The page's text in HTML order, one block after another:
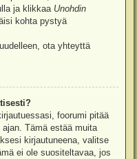
ja klikkaa Unohdin
kohta pystyä
ota yhteyttä
foorumi pitää
Tämä estää muita
kirjautuneena, valitse
ei ole suositeltavaa, jos